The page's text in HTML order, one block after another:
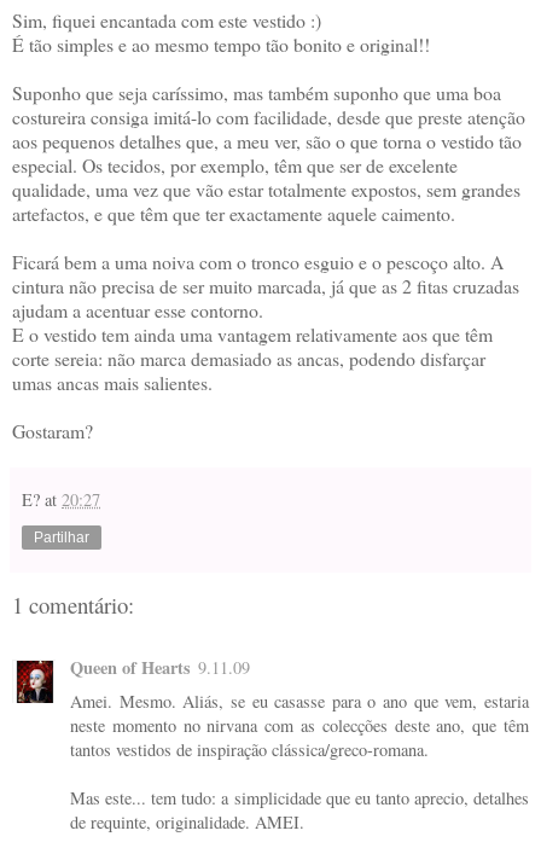
Sim, fiquei encantada com este vestido :)
É tão simples e ao mesmo tempo tão bonito e original!!
Suponho que seja caríssimo, mas também suponho que uma boa
costureira consiga imitá-lo com facilidade, desde que preste atenção
aos pequenos detalhes que, a meu ver, são o que torna o vestido tão
especial. Os tecidos, por exemplo, têm que ser de excelente
qualidade, uma vez que vão estar totalmente expostos, sem grandes
artefactos, e que têm que ter exactamente aquele caimento.
Ficará bem a uma noiva com o tronco esguio e o pescoço alto. A
cintura não precisa de ser muito marcada, já que as 2 fitas cruzadas
ajudam a acentuar esse contorno.
E o vestido tem ainda uma vantagem relativamente aos que têm
corte sereia: não marca demasiado as ancas, podendo disfarçar
umas ancas mais salientes.
Gostaram?
E? at 20:27
Partilhar
1 comentário:
Queen of Hearts 9.11.09
Amei. Mesmo. Aliás, se eu casasse para o ano que vem, estaria
neste momento no nirvana com as colecções deste ano, que têm
tantos vestidos de inspiração clássica/greco-romana.
Mas este... tem tudo: a simplicidade que eu tanto aprecio, detalhes
de requinte, originalidade. AMEI.